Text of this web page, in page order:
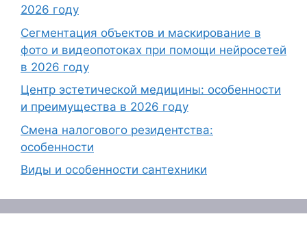
2026 году
Сегментация объектов и маскирование в
фото и видеопотоках при помощи нейросетей
в 2026 году
Центр эстетической медицины: особенности
и преимущества в 2026 году
Смена налогового резидентства:
особенности
Виды и особенности сантехники